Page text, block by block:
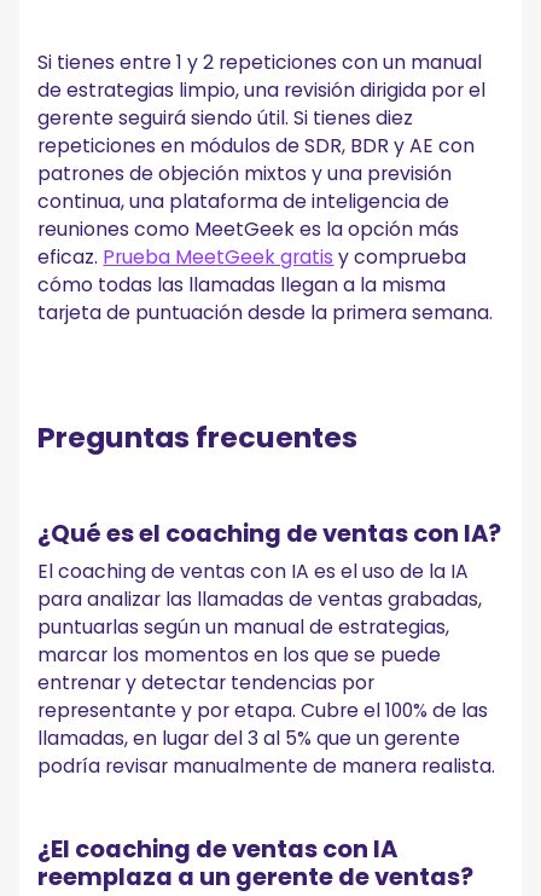
Si tienes entre 1 y 2 repeticiones con un manual
de estrategias limpio, una revisión dirigida por el
gerente seguirá siendo útil. Si tienes diez
repeticiones en módulos de SDR, BDR y AE con
patrones de objeción mixtos y una previsión
continua, una plataforma de inteligencia de
reuniones como MeetGeek es la opción más
eficaz. Prueba MeetGeek gratis y comprueba
cómo todas las llamadas llegan a la misma
tarjeta de puntuación desde la primera semana.
Preguntas frecuentes
¿Qué es el coaching de ventas con IA?
El coaching de ventas con IA es el uso de la IA
para analizar las llamadas de ventas grabadas,
puntuarlas según un manual de estrategias,
marcar los momentos en los que se puede
entrenar y detectar tendencias por
representante y por etapa. Cubre el 100% de las
llamadas, en lugar del 3 al 5% que un gerente
podría revisar manualmente de manera realista.
¿El coaching de ventas con IA
reemplaza a un gerente de ventas?